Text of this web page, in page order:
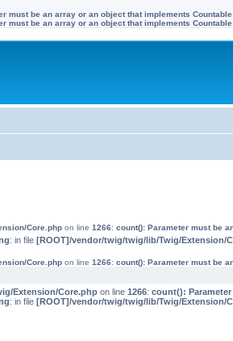
must be an array or an object that implements Countable
must be an array or an object that implements Countable
Core.php on line 1266: count(): Parameter must be
: in file [ROOT]/vendor/twig/twig/lib/Twig/Extension/
Core.php on line 1266: count(): Parameter must be
Extension/Core.php on line 1266: count():
: in file [ROOT]/vendor/twig/twig/lib/Twig/Extension/